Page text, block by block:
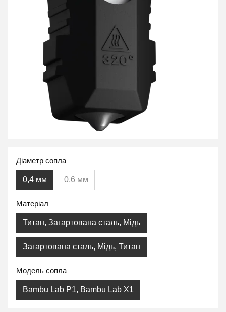
Діаметр сопла
0,4 мм 0,6 мм
Матеріал
Титан, Загартована сталь, Мідь
Загартована сталь, Мідь, Титан
Модель сопла
Bambu Lab P1, Bambu Lab X1